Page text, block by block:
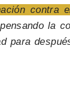
contra
la
para